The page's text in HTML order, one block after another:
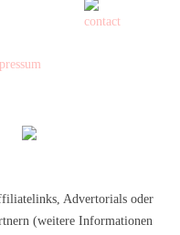
Advertorials oder
(weitere Informationen